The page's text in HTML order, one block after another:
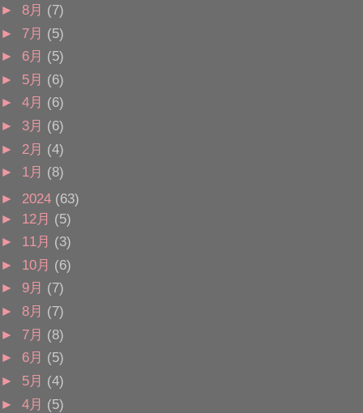
► 8月 (7)
► 7月 (5)
► 6月 (5)
► 5月 (6)
► 4月 (6)
► 3月 (6)
► 2月 (4)
► 1月 (8)
► 2024 (63)
► 12月 (5)
► 11月 (3)
► 10月 (6)
► 9月 (7)
► 8月 (7)
► 7月 (8)
► 6月 (5)
► 5月 (4)
► 4月 (5)